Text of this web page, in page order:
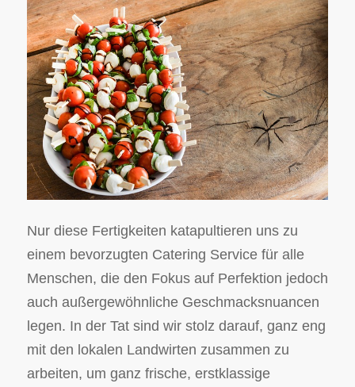
Nur diese Fertigkeiten katapultieren uns zu
einem bevorzugten Catering Service für alle
Menschen, die den Fokus auf Perfektion jedoch
auch außergewöhnliche Geschmacksnuancen
legen. In der Tat sind wir stolz darauf, ganz eng
mit den lokalen Landwirten zusammen zu
arbeiten, um ganz frische, erstklassige